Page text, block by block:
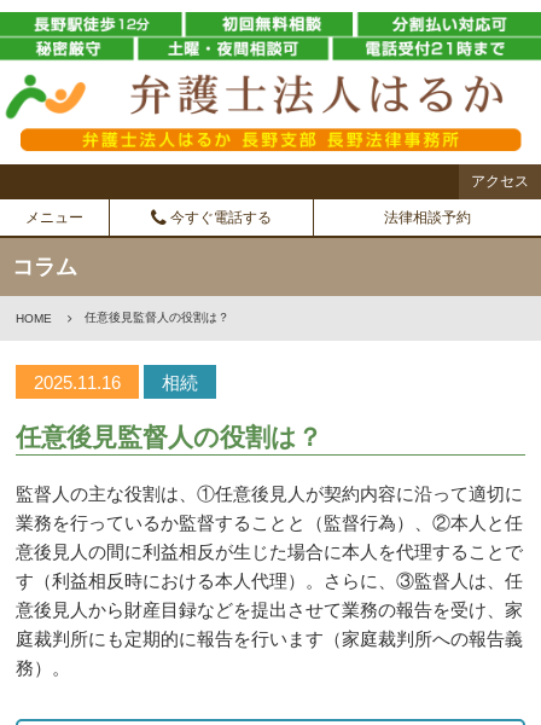
アクセス
メニュー 今すぐ電話する 法律相談予約
コラム
HOME 任意後見監督人の役割は？
2025.11.16 相続
任意後見監督人の役割は？
監督人の主な役割は、①任意後見人が契約内容に沿って適切に
業務を行っているか監督することと（監督行為）、②本人と任
意後見人の間に利益相反が生じた場合に本人を代理することで
す（利益相反時における本人代理）。さらに、③監督人は、任
意後見人から財産目録などを提出させて業務の報告を受け、家
庭裁判所にも定期的に報告を行います（家庭裁判所への報告義
務）。